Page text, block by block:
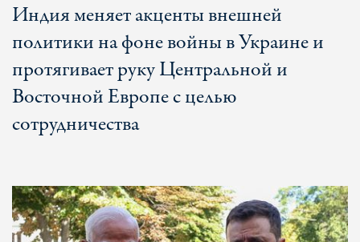
Индия меняет акценты внешней
политики на фоне войны в Украине и
протягивает руку Центральной и
Восточной Европе с целью
сотрудничества